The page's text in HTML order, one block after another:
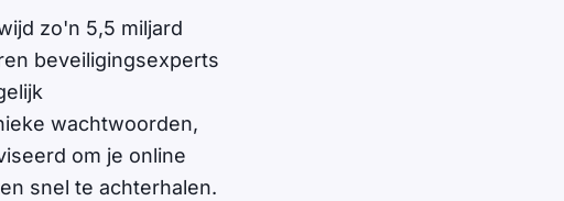
zo'n 5,5 miljard
beveiligingsexperts
wachtwoorden,
om je online
snel te achterhalen.